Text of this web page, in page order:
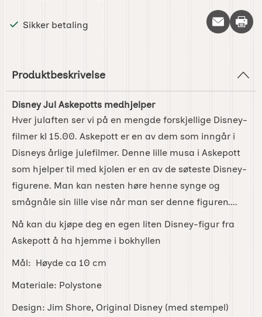
Sikker betaling Skriv
Produktbeskrivelse
Disney Jul Askepotts medhjelper
Hver julaften ser vi på en mengde forskjellige Disney-
filmer kl 15.00. Askepott er en av dem som inngår i
Disneys årlige julefilmer. Denne lille musa i Askepott
som hjelper til med kjolen er en av de søteste Disney-
figurene. Man kan nesten høre henne synge og
smågnåle sin lille vise når man ser denne figuren....
Nå kan du kjøpe deg en egen liten Disney-figur fra
Askepott å ha hjemme i bokhyllen
Mål: Høyde ca 10 cm
Materiale: Polystone
Design: Jim Shore, Original Disney (med stempel)